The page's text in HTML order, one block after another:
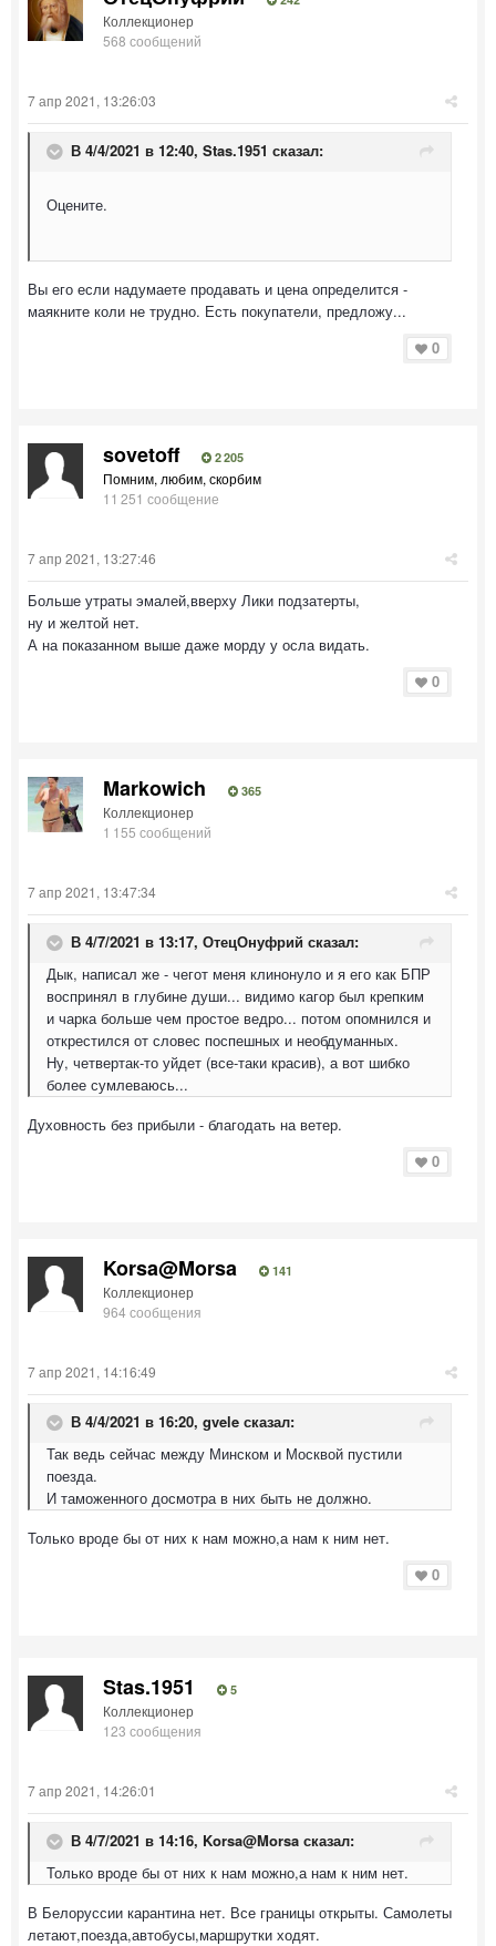
Коллекционер
568 сообщений
7 апр 2021, 13:26:03
В 4/4/2021 в 12:40, Stas.1951 сказал:
Оцените.
Вы его если надумаете продавать и цена определится -
маякните коли не трудно. Есть покупатели, предложу...
0
sovetoff 2 205
Помним, любим, скорбим
11 251 сообщение
7 апр 2021, 13:27:46
Больше утраты эмалей,вверху Лики подзатерты,
ну и желтой нет.
А на показанном выше даже морду у осла видать.
0
Markowich 365
Коллекционер
1 155 сообщений
7 апр 2021, 13:47:34
В 4/7/2021 в 13:17, ОтецОнуфрий сказал:
Дык, написал же - чегот меня клинонуло и я его как БПР
воспринял в глубине души... видимо кагор был крепким
и чарка больше чем простое ведро... потом опомнился и
открестился от словес поспешных и необдуманных.
Ну, четвертак-то уйдет (все-таки красив), а вот шибко
более сумлеваюсь...
Духовность без прибыли - благодать на ветер.
0
Korsa@Morsa 141
Коллекционер
964 сообщения
7 апр 2021, 14:16:49
В 4/4/2021 в 16:20, gvele сказал:
Так ведь сейчас между Минском и Москвой пустили
поезда.
И таможенного досмотра в них быть не должно.
Только вроде бы от них к нам можно,а нам к ним нет.
0
Stas.1951 5
Коллекционер
123 сообщения
7 апр 2021, 14:26:01
В 4/7/2021 в 14:16, Korsa@Morsa сказал:
Только вроде бы от них к нам можно,а нам к ним нет.
В Белоруссии карантина нет. Все границы открыты. Самолеты
летают,поезда,автобусы,маршрутки ходят.